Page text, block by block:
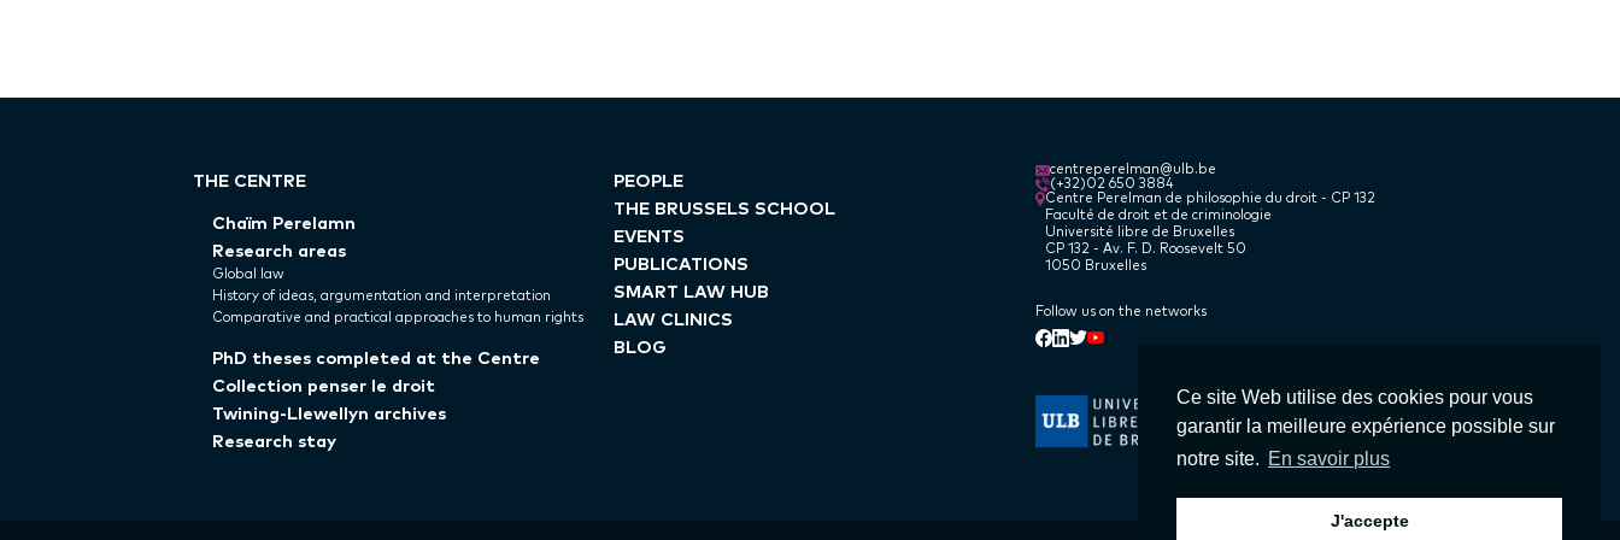
Ce site Web utilise des cookies pour vous
garantir la meilleure expérience possible sur
notre site. En savoir plus
J'accepte
THE CENTRE
Chaïm Perelamn
Research areas
Global law
History of ideas, argumentation and interpretation
Comparative and practical approaches to human rights
PhD theses completed at the Centre
Collection penser le droit
Twining-Llewellyn archives
Research stay
PEOPLE
THE BRUSSELS SCHOOL
EVENTS
PUBLICATIONS
SMART LAW HUB
LAW CLINICS
BLOG
centreperelman@ulb.be
(+32)02 650 3884
Centre Perelman de philosophie du droit - CP 132
Faculté de droit et de criminologie
Université libre de Bruxelles
CP 132 - Av. F. D. Roosevelt 50
1050 Bruxelles
Follow us on the networks
Facebook
Linkedin
Twitter
Youtube